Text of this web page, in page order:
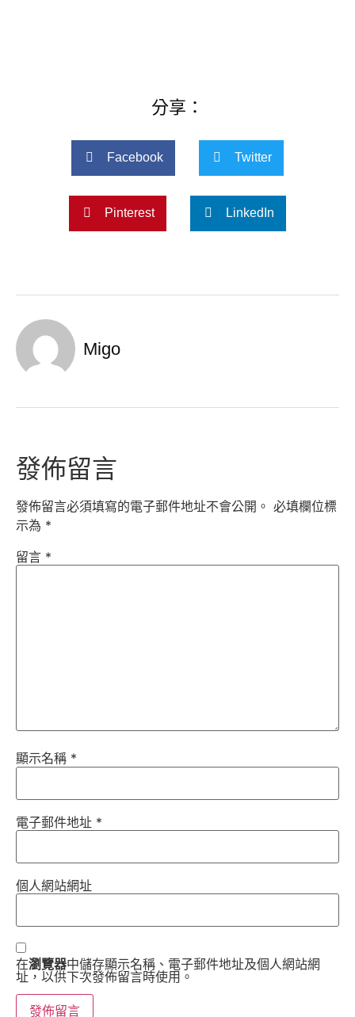
分享：
Facebook Twitter
Pinterest LinkedIn
Migo
發佈留言
發佈留言必須填寫的電子郵件地址不會公開。 必填欄位標
示為 *
留言 *
顯示名稱 *
電子郵件地址 *
個人網站網址
在瀏覽器中儲存顯示名稱、電子郵件地址及個人網站網
址，以供下次發佈留言時使用。